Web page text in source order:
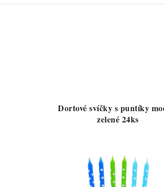
Dortové svíčky s puntíky
zelené 24ks